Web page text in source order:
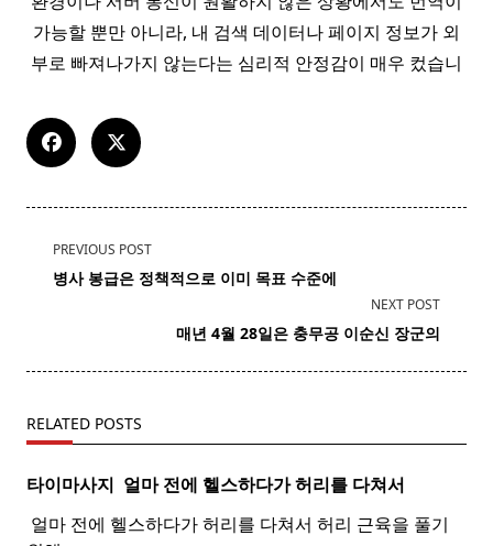
가능할 뿐만 아니라, 내 검색 데이터나 페이지 정보가 외
부로 빠져나가지 않는다는 심리적 안정감이 매우 컸습니
<span
class="nav-
text">Page</span>
PREVIOUS POST
병사 봉급은 정책적으로 이미 목표 수준에
NEXT POST
매년 4월 28일은 충무공 이순신 장군의
RELATED POSTS
타이마사지 ​ 얼마 전에 헬스하다가 허리를 다쳐서
​ 얼마 전에 헬스하다가 허리를 다쳐서 허리 근육을 풀기